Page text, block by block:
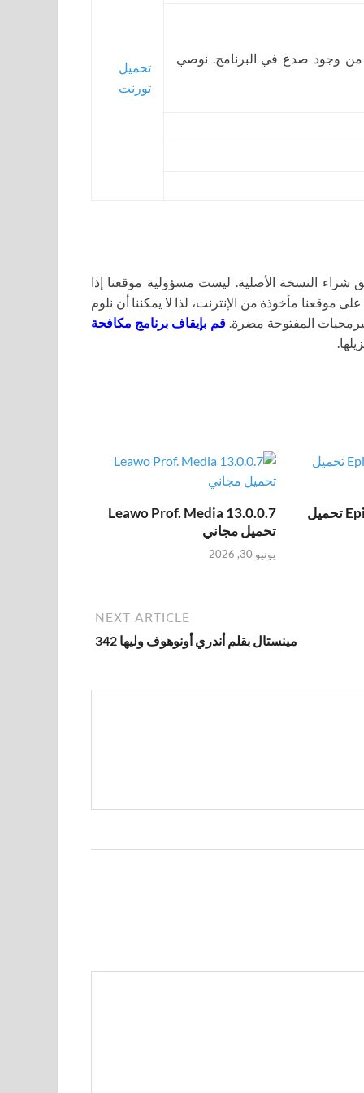
تحميل
تورنت
من وجود صدع في البرنامج. نوصي
النسخة الأصلية. ليست مسؤولية موقعنا إذا
موقعنا مأخوذة من الإنترنت، لذا لا يمكننا أن نلوم
المفتوحة مضرة.قم بإيقاف برنامج مكافحة
Epic Pen Pro 3.12.172 تحميل
Leawo Prof. Media 13.0.0.7
تحميل مجاني
يونيو 30, 2026
NEXT ARTICLE
مينستال بقلم أندري أونوهوف وليها 342